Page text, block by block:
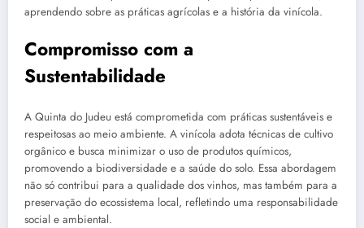
aprendendo sobre as práticas agrícolas e a história da vinícola.
Compromisso com a
Sustentabilidade
A Quinta do Judeu está comprometida com práticas sustentáveis e
respeitosas ao meio ambiente. A vinícola adota técnicas de cultivo
orgânico e busca minimizar o uso de produtos químicos,
promovendo a biodiversidade e a saúde do solo. Essa abordagem
não só contribui para a qualidade dos vinhos, mas também para a
preservação do ecossistema local, refletindo uma responsabilidade
social e ambiental.